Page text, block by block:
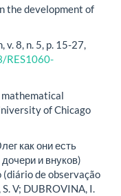
the development of
8, n. 5, p. 15-27,
RES1060-
mathematical
of Chicago
как они есть
и внуков)
(diário de observação
V; DUBROVINA, I.